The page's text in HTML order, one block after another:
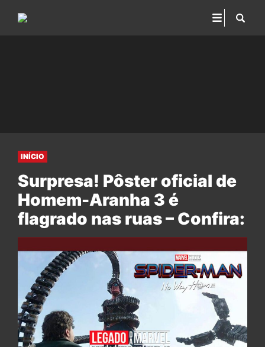
INÍCIO
Surpresa! Pôster oficial de
Homem-Aranha 3 é
flagrado nas ruas – Confira: